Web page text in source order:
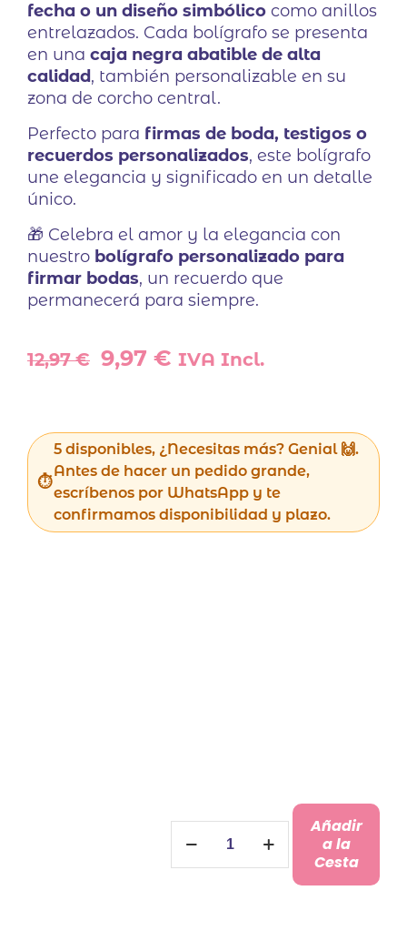
fecha o un diseño simbólico como anillos
entrelazados. Cada bolígrafo se presenta
en una caja negra abatible de alta
calidad, también personalizable en su
zona de corcho central.
Perfecto para firmas de boda, testigos o
recuerdos personalizados, este bolígrafo
une elegancia y significado en un detalle
único.
🎁 Celebra el amor y la elegancia con
nuestro bolígrafo personalizado para
firmar bodas, un recuerdo que
permanecerá para siempre.
12,97€ El
12,97 €.
9,97 € El
9,97 €.
IVA Incl.
5 disponibles, ¿Necesitas más? Genial 🙌.
Antes de hacer un pedido grande,
escríbenos por WhatsApp y te
confirmamos disponibilidad y plazo.
Firmar
Añadir
a la
Cesta